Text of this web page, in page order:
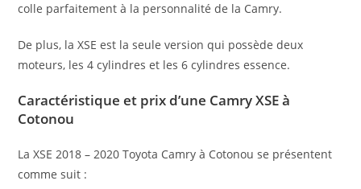
colle parfaitement à la personnalité de la Camry.
De plus, la XSE est la seule version qui possède deux
moteurs, les 4 cylindres et les 6 cylindres essence.
Caractéristique et prix d’une Camry XSE à
Cotonou
La XSE 2018 – 2020 Toyota Camry à Cotonou se présentent
comme suit :